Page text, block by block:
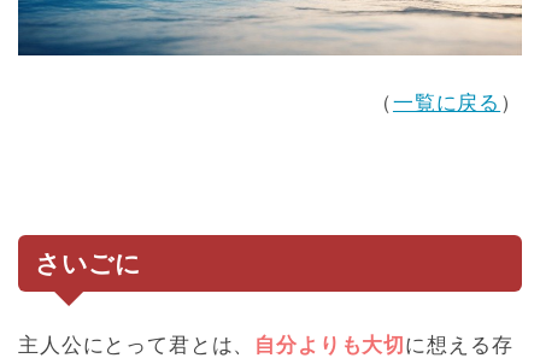
（一覧に戻る ）
さいごに
主人公にとって君とは、 自分よりも大切 に想える存